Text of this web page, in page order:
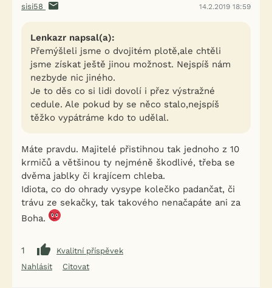
sisi58 14.2.2019 18:59
Lenkazr napsal(a):
Přemýšleli jsme o dvojitém plotě,ale chtěli
jsme získat ještě jinou možnost. Nejspíš nám
nezbyde nic jiného.
Je to děs co si lidi dovolí i přez výstražné
cedule. Ale pokud by se něco stalo,nejspíš
těžko vypátráme kdo to udělal.
Máte pravdu. Majitelé přistihnou tak jednoho z 10
krmičů a většinou ty nejméně škodlivé, třeba se
dvěma jablky či krajícem chleba.
Idiota, co do ohrady vysype kolečko padančat, či
trávu ze sekačky, tak takového nenačapáte ani za
Boha.
1
Kvalitní příspěvek
Nahlásit
Citovat